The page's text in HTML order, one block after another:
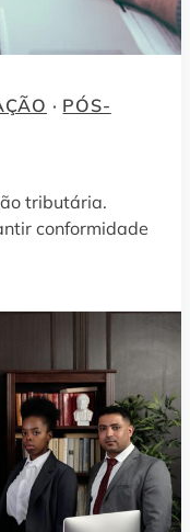
· PÓS-
tributária.
conformidade